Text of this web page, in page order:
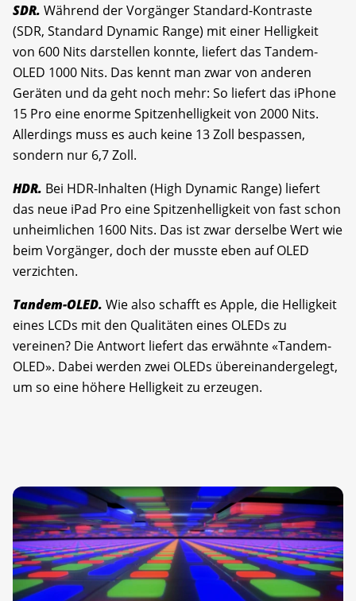
SDR. Während der Vorgänger Standard-Kontraste
(SDR, Standard Dynamic Range) mit einer Helligkeit
von 600 Nits darstellen konnte, liefert das Tandem-
OLED 1000 Nits. Das kennt man zwar von anderen
Geräten und da geht noch mehr: So liefert das iPhone
15 Pro eine enorme Spitzenhelligkeit von 2000 Nits.
Allerdings muss es auch keine 13 Zoll bespassen,
sondern nur 6,7 Zoll.
HDR. Bei HDR-Inhalten (High Dynamic Range) liefert
das neue iPad Pro eine Spitzenhelligkeit von fast schon
unheimlichen 1600 Nits. Das ist zwar derselbe Wert wie
beim Vorgänger, doch der musste eben auf OLED
verzichten.
Tandem-OLED. Wie also schafft es Apple, die Helligkeit
eines LCDs mit den Qualitäten eines OLEDs zu
vereinen? Die Antwort liefert das erwähnte «Tandem-
OLED». Dabei werden zwei OLEDs übereinandergelegt,
um so eine höhere Helligkeit zu erzeugen.